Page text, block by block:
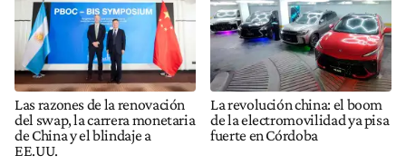
Las razones de la renovación
del swap, la carrera monetaria
de China y el blindaje a
EE.UU.
La revolución china: el boom
de la electromovilidad ya pisa
fuerte en Córdoba